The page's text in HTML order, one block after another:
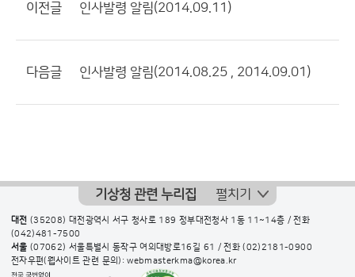
이전글 인사발령 알림(2014.09.11)
다음글 인사발령 알림(2014.08.25 , 2014.09.01)
기상청 관련 누리집 펼치기
대전 (35208) 대전광역시 서구 청사로 189 정부대전청사 1동 11~14층 / 전화
(042)481-7500
서울 (07062) 서울특별시 동작구 여의대방로16길 61 / 전화(02)2181-0900
전자우편(웹사이트 관련 문의): webmasterkma@korea.kr